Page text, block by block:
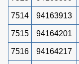
7514 94163913
7515 94164201
7516 94164217